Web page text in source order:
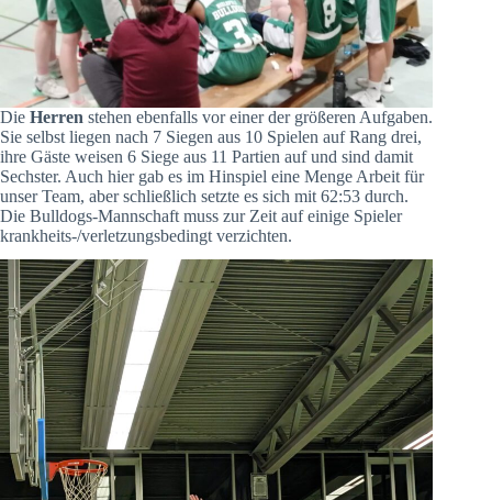
Die Herren stehen ebenfalls vor einer der größeren Aufgaben.
Sie selbst liegen nach 7 Siegen aus 10 Spielen auf Rang drei,
ihre Gäste weisen 6 Siege aus 11 Partien auf und sind damit
Sechster. Auch hier gab es im Hinspiel eine Menge Arbeit für
unser Team, aber schließlich setzte es sich mit 62:53 durch.
Die Bulldogs-Mannschaft muss zur Zeit auf einige Spieler
krankheits-/verletzungsbedingt verzichten.